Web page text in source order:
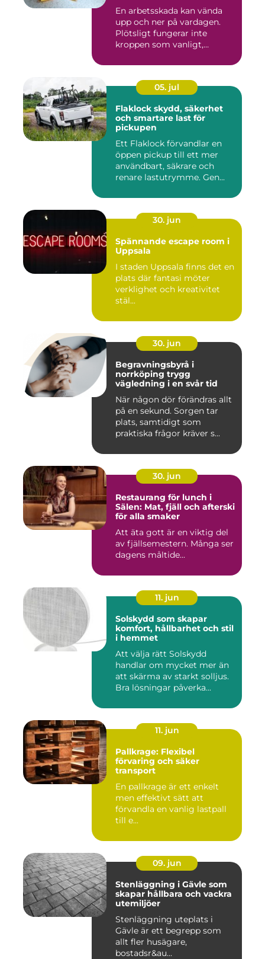
En arbetsskada kan vända
upp och ner på vardagen.
Plötsligt fungerar inte
kroppen som vanligt,
05. jul
Flaklock skydd, säkerhet
och smartare last för
pickupen
Ett Flaklock förvandlar en
öppen pickup till ett mer
användbart, säkrare och
renare lastutrymme. Gen...
30. jun
Spännande escape room i
Uppsala
I staden Uppsala finns det en
plats där fantasi möter
verklighet och kreativitet
stäl...
30. jun
Begravningsbyrå i
norrköping trygg
vägledning i en svår tid
När någon dör förändras allt
på en sekund. Sorgen tar
plats, samtidigt som
praktiska frågor kräver s...
30. jun
Restaurang för lunch i
Sälen: Mat, fjäll och afterski
för alla smaker
Att äta gott är en viktig del
av fjällsemestern. Många ser
dagens måltide...
11. jun
Solskydd som skapar
komfort, hållbarhet och stil
i hemmet
Att välja rätt Solskydd
handlar om mycket mer än
att skärma av starkt solljus.
Bra lösningar påverka...
11. jun
Pallkrage: Flexibel
förvaring och säker
transport
En pallkrage är ett enkelt
men effektivt sätt att
förvandla en vanlig lastpall
till e...
09. jun
Stenläggning i Gävle som
skapar hållbara och vackra
utemiljöer
Stenläggning uteplats i
Gävle är ett begrepp som
allt fler husägare,
bostadsr&au...